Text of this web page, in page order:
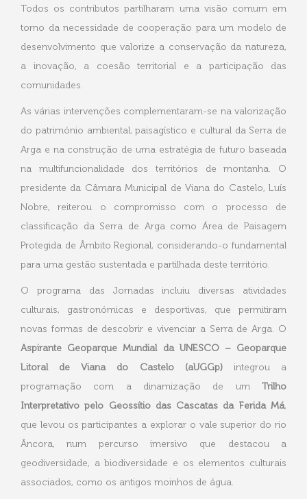
Todos os contributos partilharam uma visão comum em
torno da necessidade de cooperação para um modelo de
desenvolvimento que valorize a conservação da natureza,
a inovação, a coesão territorial e a participação das
comunidades.
As várias intervenções complementaram-se na valorização
do património ambiental, paisagístico e cultural da Serra de
Arga e na construção de uma estratégia de futuro baseada
na multifuncionalidade dos territórios de montanha. O
presidente da Câmara Municipal de Viana do Castelo, Luís
Nobre, reiterou o compromisso com o processo de
classificação da Serra de Arga como Área de Paisagem
Protegida de Âmbito Regional, considerando-o fundamental
para uma gestão sustentada e partilhada deste território.
O programa das Jornadas incluiu diversas atividades
culturais, gastronómicas e desportivas, que permitiram
novas formas de descobrir e vivenciar a Serra de Arga. O
Aspirante Geoparque Mundial da UNESCO – Geoparque
Litoral de Viana do Castelo (aUGGp)integrou a
programação com a dinamização de um Trilho
Interpretativo pelo Geossítio das Cascatas da Ferida Má,
que levou os participantes a explorar o vale superior do rio
Âncora, num percurso imersivo que destacou a
geodiversidade, a biodiversidade e os elementos culturais
associados, como os antigos moinhos de água.